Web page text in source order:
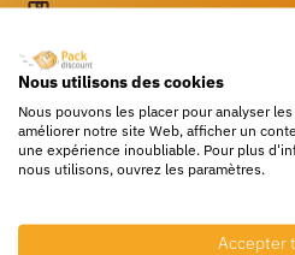
Destockage
Profitez de prix bas toute
Besoin d'aide ?
Un service client à votre
Nous utilisons des cookies
Nous pouvons les placer pour analyser
améliorer notre site Web, afficher un
une expérience inoubliable. Pour plus
nous utilisons, ouvrez les paramètres.
Accepter